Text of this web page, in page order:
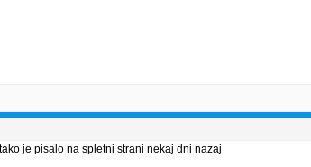
je pisalo na spletni strani nekaj dni nazaj